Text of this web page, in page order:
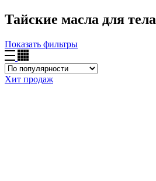
Тайские масла для тела
Показать фильтры
Хит продаж